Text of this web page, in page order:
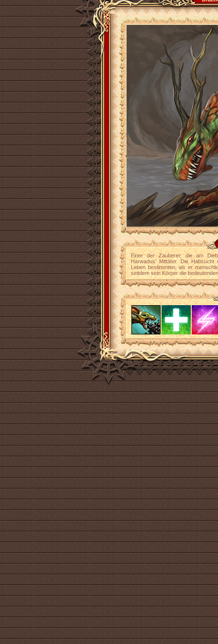
Einer der Zauberer, die am
Harwadus' Mittäter. Die
Leben bestimmten, als er
seitdem sein Körper die